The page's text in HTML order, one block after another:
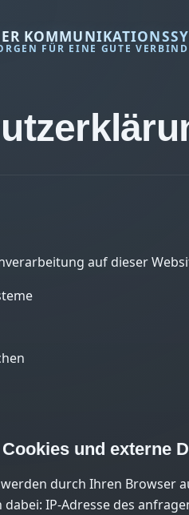
FÜR EINE GUTE
auf dieser
und externe
durch Ihren
IP-Adresse des